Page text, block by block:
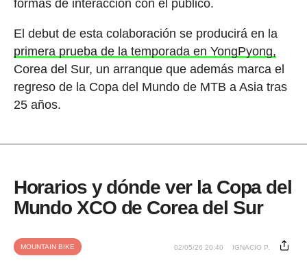
formas de interacción con el público.
El debut de esta colaboración se producirá en la
primera prueba de la temporada en YongPyong,
Corea del Sur, un arranque que además marca el
regreso de la Copa del Mundo de MTB a Asia tras
25 años.
Horarios y dónde ver la Copa del
Mundo XCO de Corea del Sur
MOUNTAIN BIKE 02/05/26 20:40 IGNACIO P.